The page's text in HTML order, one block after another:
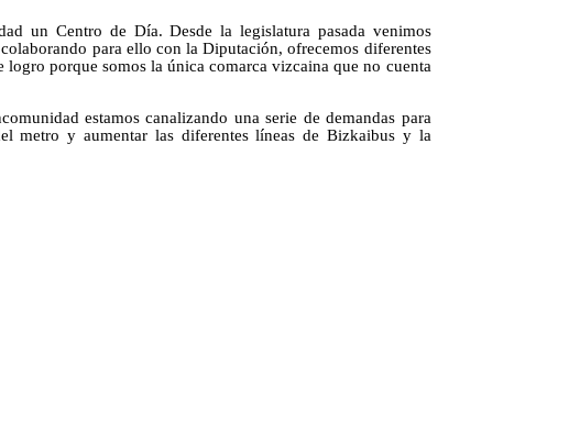
un Centro de Día. Desde la legislatura pasada venimos
para ello con la Diputación, ofrecemos diferentes
porque somos la única comarca vizcaina que no cuenta
estamos canalizando una serie de demandas para
metro y aumentar las diferentes líneas de Bizkaibus y la